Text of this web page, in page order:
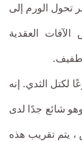
تحول الورم إلى
العقدية
طفيف.
لكتل ​​الثدي. إنه
شائع جدًا لدى
عند الجس ، يتم تقريب هذه